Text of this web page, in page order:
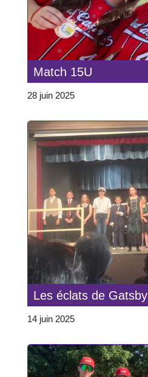
Match 15U
28 juin 2025
Les éclats de Gatsby
14 juin 2025